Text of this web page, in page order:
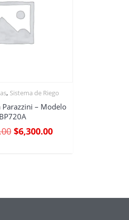
, Sistema de Riego
– Modelo
BP720A
$6,300.00